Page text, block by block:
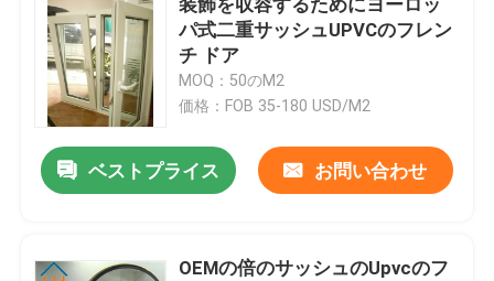
装飾を収容するためにヨーロッ
パ式二重サッシュUPVCのフレン
チ ドア
MOQ：50のM2
価格：FOB 35-180 USD/M2
ベストプライス お問い合わせ
OEMの倍のサッシュのUpvcのフ